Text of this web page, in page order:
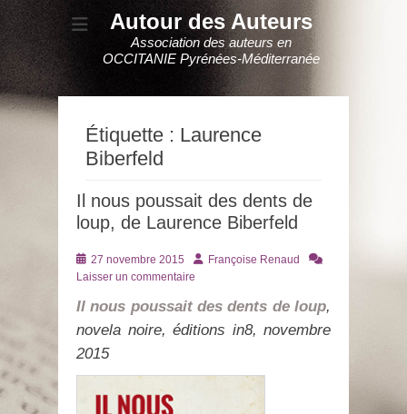
Autour des Auteurs
Association des auteurs en
OCCITANIE Pyrénées-Méditerranée
Étiquette : Laurence
Biberfeld
Il nous poussait des dents de
loup, de Laurence Biberfeld
Posté
le
27 novembre 2015 AuteurFrançoise Renaud
Laisser un commentaire
Il nous poussait des dents de loup,
novela noire, éditions in8, novembre
2015